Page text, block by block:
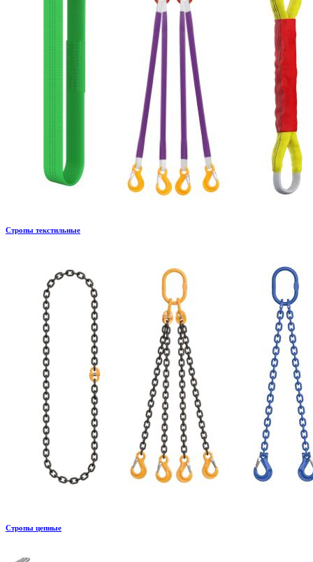
Стропы текстильные
Стропы цепные